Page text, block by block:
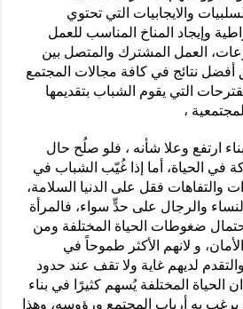
والايجابيات التي تحتوي
وإيجاد المناخ المناسب للعمل
العمل المشترك والمتصل بين
نتائج في كافة مجالات المجتمع
التي يقوم الشباب بتقديمها
،
ارتفع وعلا شأنه ، فلو صلُح حال
في الحياة، أما إذا غُيّب الشباب في
والتفاهات فقل على الدنيا السلامة،
والرجال على حدٍّ سواء، فالمرأة
ضغوطات الحياة المختلفة ومن
و لانهم الأكثر طموحاً في
والتقدم لديهم غاية ولا تقف عند حدود
المختلفة يُسهم كثيرًا في بناء
به أرباب المجتمع ورؤوسه، وهذا